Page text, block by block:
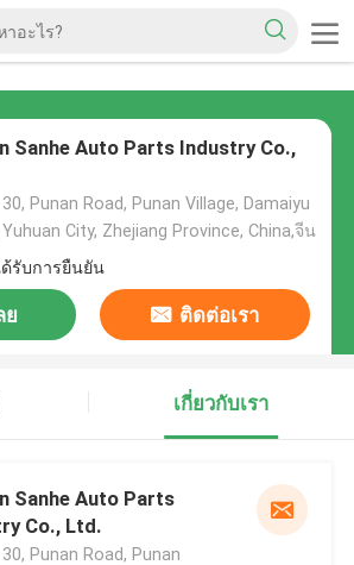
Sanhe Auto Parts Industry Co.,
30, Punan Road, Punan Village, Damaiyu
City, Zhejiang Province, China,จีน
รับการยืนยัน
ย ติดต่อเรา
เกี่ยวกับเรา
Sanhe Auto Parts
Co., Ltd.
30, Punan Road, Punan